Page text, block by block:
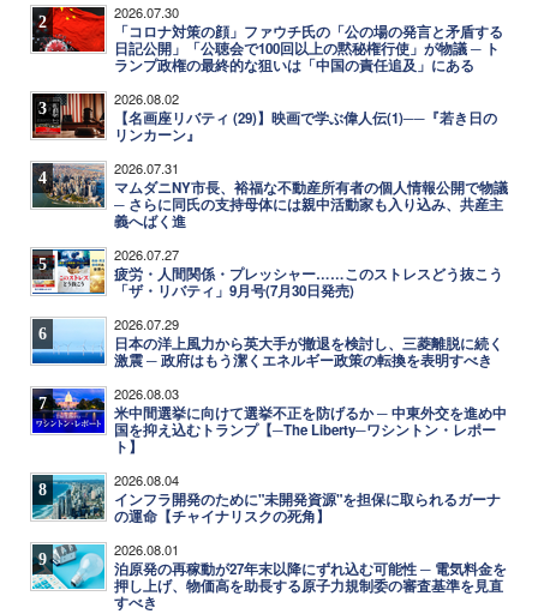
2 2026.07.30
「コロナ対策の顔」ファウチ氏の「公の場の発言と矛盾する
日記公開」「公聴会で100回以上の黙秘権行使」が物議 ─ ト
ランプ政権の最終的な狙いは「中国の責任追及」にある
3 2026.08.02
【名画座リバティ (29)】映画で学ぶ偉人伝(1)──『若き日の
リンカーン』
4 2026.07.31
マムダニNY市長、裕福な不動産所有者の個人情報公開で物議
─ さらに同氏の支持母体には親中活動家も入り込み、共産主
義へばく進
5 2026.07.27
疲労・人間関係・プレッシャー……このストレスどう抜こう
「ザ・リバティ」9月号(7月30日発売)
6 2026.07.29
日本の洋上風力から英大手が撤退を検討し、三菱離脱に続く
激震 ─ 政府はもう潔くエネルギー政策の転換を表明すべき
7 2026.08.03
米中間選挙に向けて選挙不正を防げるか ─ 中東外交を進め中
国を抑え込むトランプ【─The Liberty─ワシントン・レポー
ト】
8 2026.08.04
インフラ開発のために"未開発資源"を担保に取られるガーナ
の運命【チャイナリスクの死角】
9 2026.08.01
泊原発の再稼動が27年末以降にずれ込む可能性 ─ 電気料金を
押し上げ、物価高を助長する原子力規制委の審査基準を見直
すべき